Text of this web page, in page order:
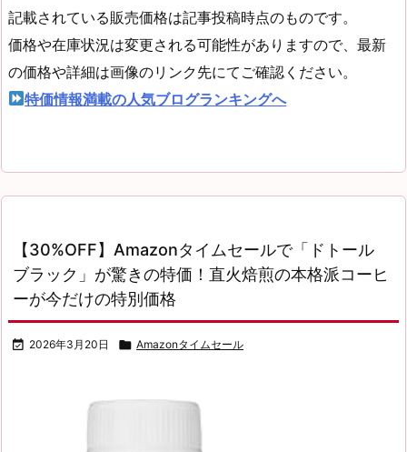
記載されている販売価格は記事投稿時点のものです。
価格や在庫状況は変更される可能性がありますので、最新
の価格や詳細は画像のリンク先にてご確認ください。
特価情報満載の人気ブログランキングへ
【30%OFF】Amazonタイムセールで「ドトール
ブラック」が驚きの特価！直火焙煎の本格派コーヒ
ーが今だけの特別価格
 2026年3月20日  Amazonタイムセール